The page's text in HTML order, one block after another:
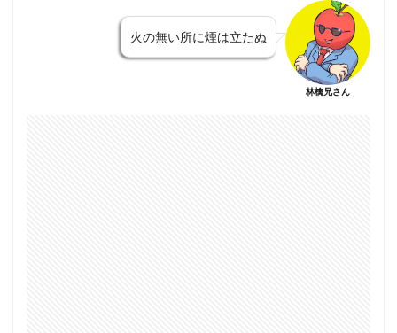
火の無い所に煙は立たぬ
林檎兄さん